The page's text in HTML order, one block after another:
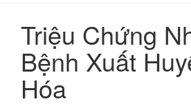
Triệu Chứng
Bệnh Xuất
Hóa